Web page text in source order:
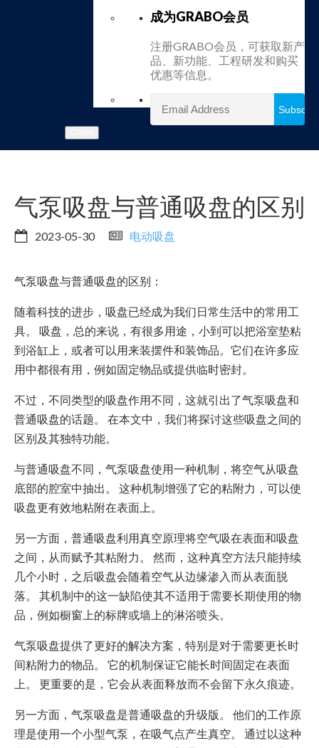
成为GRABO会员
注册GRABO会员，可获取新产
品、新功能、工程研发和购买
优惠等信息。
气泵吸盘与普通吸盘的区别
2023-05-30 电动吸盘
气泵吸盘与普通吸盘的区别：
随着科技的进步，吸盘已经成为我们日常生活中的常用工
具。 吸盘，总的来说，有很多用途，小到可以把浴室垫粘
到浴缸上，或者可以用来装摆件和装饰品。它们在许多应
用中都很有用，例如固定物品或提供临时密封。
不过，不同类型的吸盘作用不同，这就引出了气泵吸盘和
普通吸盘的话题。 在本文中，我们将探讨这些吸盘之间的
区别及其独特功能。
与普通吸盘不同，气泵吸盘使用一种机制，将空气从吸盘
底部的腔室中抽出。 这种机制增强了它的粘附力，可以使
吸盘更有效地粘附在表面上。
另一方面，普通吸盘利用真空原理将空气吸在表面和吸盘
之间，从而赋予其粘附力。 然而，这种真空方法只能持续
几个小时，之后吸盘会随着空气从边缘渗入而从表面脱
落。 其机制中的这一缺陷使其不适用于需要长期使用的物
品，例如橱窗上的标牌或墙上的淋浴喷头。
气泵吸盘提供了更好的解决方案，特别是对于需要更长时
间粘附力的物品。 它的机制保证它能长时间固定在表面
上。 更重要的是，它会从表面释放而不会留下永久痕迹。
另一方面，气泵吸盘是普通吸盘的升级版。 他们的工作原
理是使用一个小型气泵，在吸气点产生真空。 通过以这种